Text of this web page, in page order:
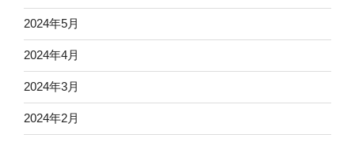
2024年5月
2024年4月
2024年3月
2024年2月